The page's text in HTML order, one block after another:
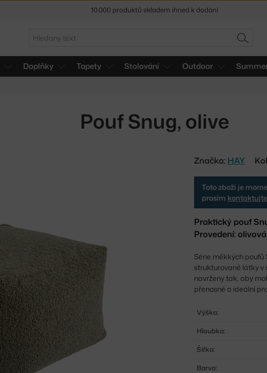
Hledat
HLEDAT
Doplňky Tapety Stolování Outdoor
Pouf Snug, olive
Značka: HAY
Toto zboží je
prosím kontaktujte
Praktický pouf
Provedení:
Série měkkých poufů
strukturované látky v
navrženy tak, aby
přenosné a ideální
Výška:
Hloubka:
Šířka:
Barva:
10.000 produktů skladem ihned k dodání